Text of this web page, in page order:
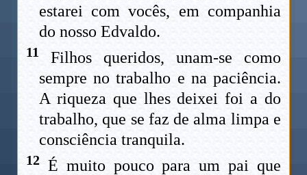
estarei com vocês, em companhia
do nosso Edvaldo.
11
Filhos queridos, unam-se como
sempre no trabalho e na paciência.
A riqueza que lhes deixei foi a do
trabalho, que se faz de alma limpa e
consciência tranquila.
12 É muito pouco para um pai que